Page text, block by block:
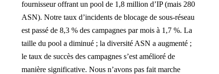
fournisseur offrant un pool de 1,8 million d’IP (mais 280
ASN). Notre taux d’incidents de blocage de sous-réseau
est passé de 8,3 % des campagnes par mois à 1,7 %. La
taille du pool a diminué ; la diversité ASN a augmenté ;
le taux de succès des campagnes s’est amélioré de
manière significative. Nous n’avons pas fait marche